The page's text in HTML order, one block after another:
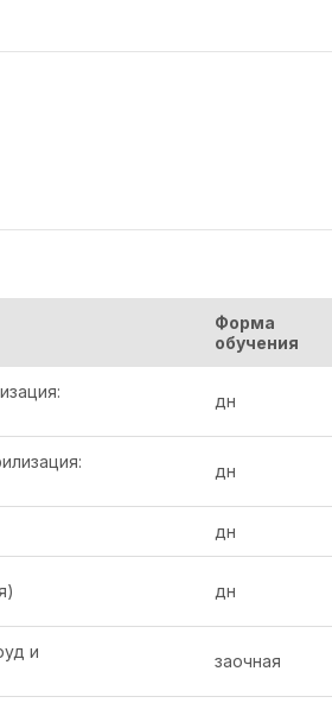
Форма
обучения
дн
дн
дн
дн
и
заочная